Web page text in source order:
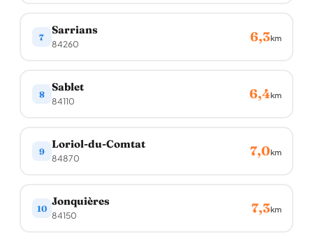
7
Sarrians
84260 6,3km
8
Sablet
84110 6,4km
9
Loriol-du-Comtat
84870 7,0km
10
Jonquières
84150 7,3km